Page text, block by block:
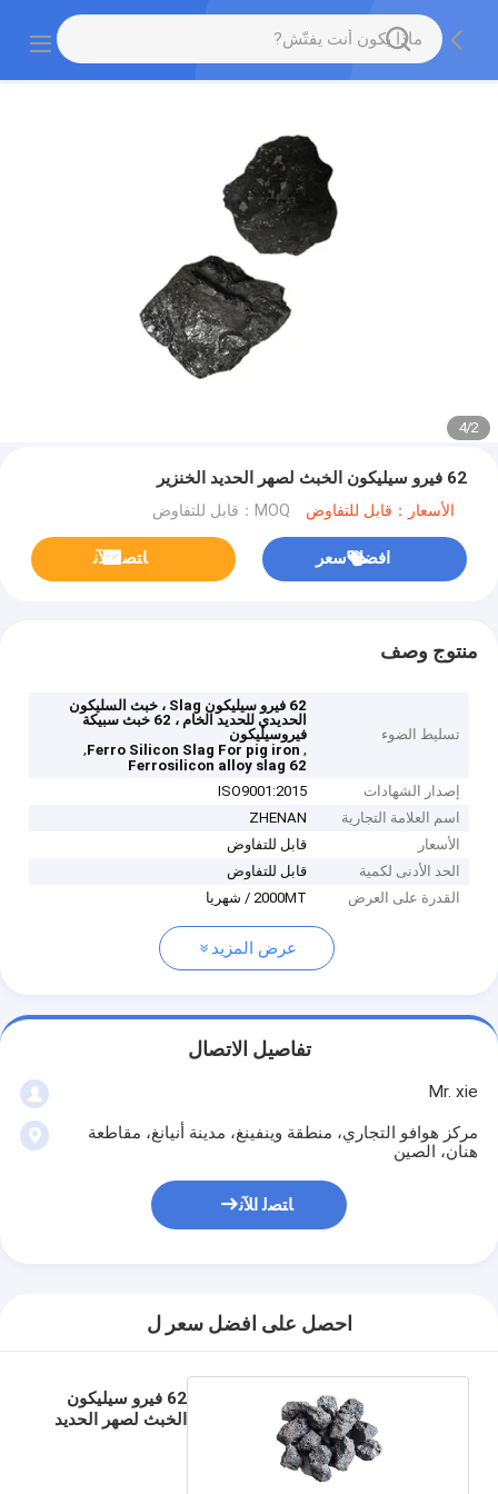
2
/
4
62 فيرو سيليكون الخبث لصهر الحديد الخنزير
الأسعار：قابل للتفاوض MOQ：قابل للتفاوض
افضل سعر ﺎﺘﺼﻟ ﺍﻶﻧ
منتوج وصف
تسليط الضوء
62 فيرو سيليكون Slag ، خبث السليكون
الحديدي للحديد الخام ، 62 خبث سبيكة
فيروسيليكون
,
Ferro Silicon Slag For pig iron
,
62 Ferrosilicon alloy slag
إصدار الشهادات
ISO9001:2015
اسم العلامة التجارية
ZHENAN
الأسعار
قابل للتفاوض
الحد الأدنى لكمية
قابل للتفاوض
القدرة على العرض
2000MT / شهريا
عرض المزيد
تفاصيل الاتصال
Mr. xie
مركز هوافو التجاري، منطقة وينفينغ، مدينة أنيانغ، مقاطعة
هنان، الصين
ﺎﺘﺼﻟ ﺍﻶﻧ
احصل على افضل سعر ل
62 فيرو سيليكون
الخبث لصهر الحديد